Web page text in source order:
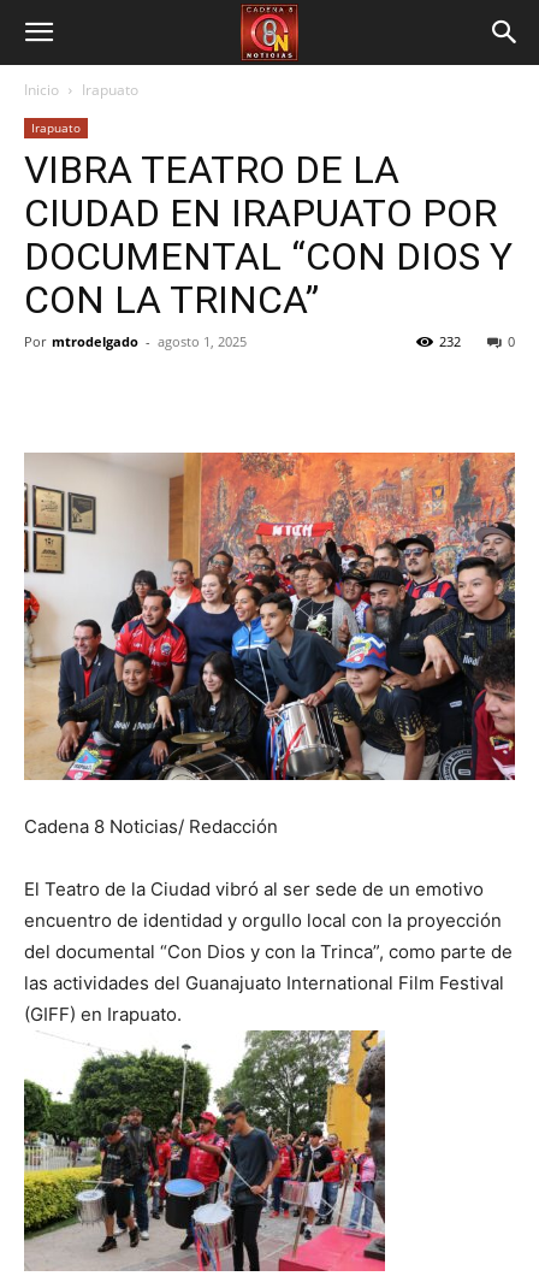
Inicio Irapuato
Irapuato
VIBRA TEATRO DE LA
CIUDAD EN IRAPUATO POR
DOCUMENTAL “CON DIOS Y
CON LA TRINCA”
Por mtrodelgado - agosto 1, 2025 0
232
Cadena 8 Noticias/ Redacción
El Teatro de la Ciudad vibró al ser sede de un emotivo
encuentro de identidad y orgullo local con la proyección
del documental “Con Dios y con la Trinca”, como parte de
las actividades del Guanajuato International Film Festival
(GIFF) en Irapuato.